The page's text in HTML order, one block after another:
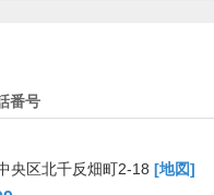
番号
央区北千反畑町2-18 [地図]